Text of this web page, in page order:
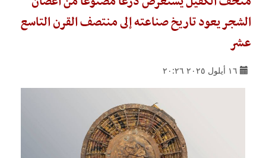
الشجر يعود تاريخ صناعته إلى منتصف القرن التاسع
عشر
١٦ أيلول ٢٠٢٥ ٢٠:٢٦